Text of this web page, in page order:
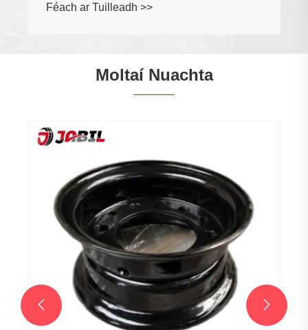
Féach ar Tuilleadh >>
Moltaí Nuachta
 